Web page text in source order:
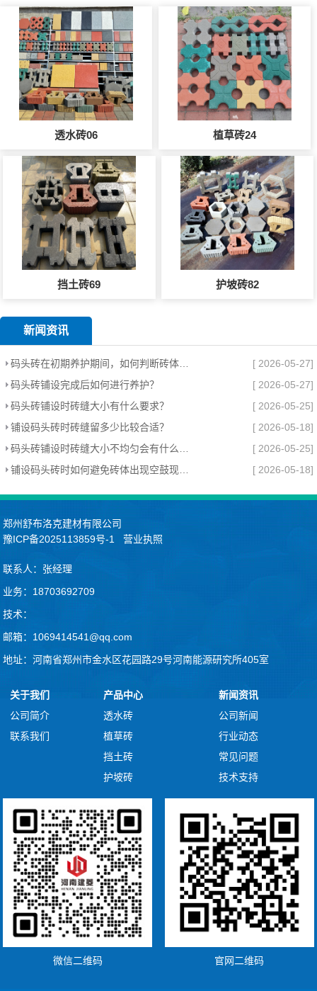
透水砖06 植草砖24
挡土砖69 护坡砖82
新闻资讯
[ 2026-05-27]
码头砖铺设完成后如何进行养护？
[ 2026-05-27]
码头砖铺设时砖缝大小有什么要求？
[ 2026-05-25]
铺设码头砖时砖缝留多少比较合适？
[ 2026-05-18]
[ 2026-05-25]
[ 2026-05-18]
郑州舒布洛克建材有限公司
豫ICP备2025113859号-1
营业执照
联系人：张经理
业务：18703692709
技术：
邮箱：1069414541@qq.com
地址：河南省郑州市金水区花园路29号河南能源研究所405室
关于我们
公司简介
联系我们
产品中心
透水砖
植草砖
挡土砖
护坡砖
新闻资讯
公司新闻
行业动态
常见问题
技术支持
微信二维码 官网二维码